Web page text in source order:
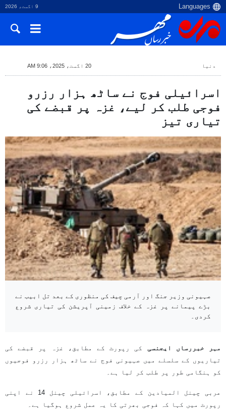
9 اگست، 2026
دنیا 20 اگست، 2025، 9:06 AM
اسرائیلی فوج نے ساٹھ ہزار رزرو
فوجی طلب کر لیے، غزہ پر قبضے کی
تیاری تیز
صہیونی وزیر جنگ اور آرمی چیف کی منظوری کے بعد تل ابیب نے
بڑے پیمانے پر غزہ کے خلاف زمینی آپریشن کی تیاری شروع
کردی۔
مہر خبررساں ایجنسی کی رپورٹ کے مطابق، غزہ پر قبضے کی
تیاریوں کے سلسلے میں صہیونی فوج نے ساٹھ ہزار رزرو فوجیوں
کو ہنگامی طور پر طلب کر لیا ہے۔
عربی چینل المیادین کے مطابق، اسرائیلی چینل 14 نے اپنی
رپورٹ میں کہا کہ فوجی بھرتی کا یہ عمل شروع ہوگیا ہے۔